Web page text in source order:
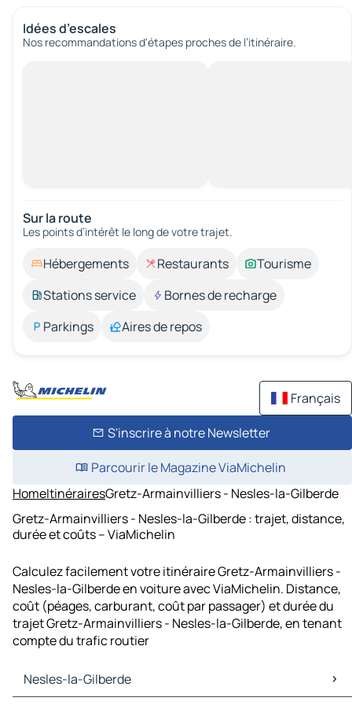
Idées d’escales
Nos recommandations d'étapes proches de l’itinéraire.
Sur la route
Les points d’intérêt le long de votre trajet.
Hébergements Restaurants
Tourisme
Stations service
Bornes de recharge
Parkings
Aires de repos
Français
S'inscrire à notre Newsletter
Parcourir le Magazine ViaMichelin
HomeItinérairesGretz-Armainvilliers - Nesles-la-Gilberde
Gretz-Armainvilliers - Nesles-la-Gilberde : trajet, distance,
durée et coûts – ViaMichelin
Calculez facilement votre itinéraire Gretz-Armainvilliers -
Nesles-la-Gilberde en voiture avec ViaMichelin. Distance,
coût (péages, carburant, coût par passager) et durée du
trajet Gretz-Armainvilliers - Nesles-la-Gilberde, en tenant
compte du trafic routier
Nesles-la-Gilberde